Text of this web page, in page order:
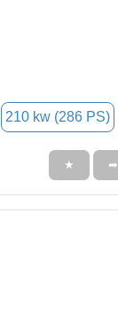
210 kw (286 PS)
★ ➦